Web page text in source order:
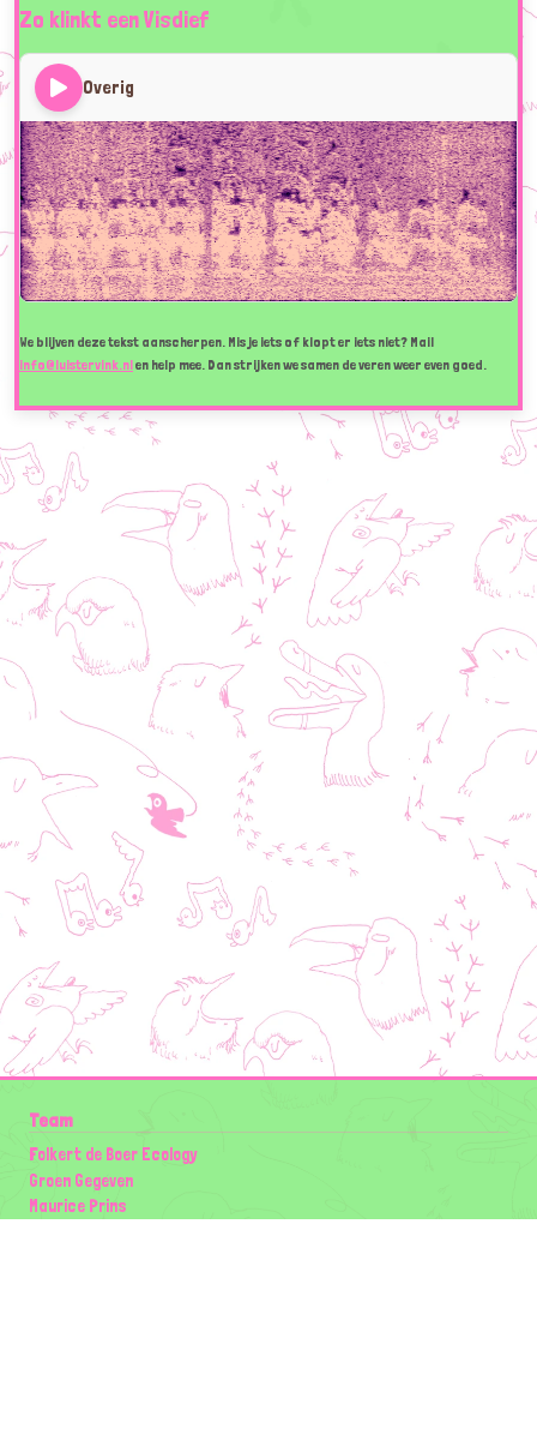
Zo klinkt een Visdief
Overig
We blijven deze tekst aanscherpen. Mis je iets of klopt er iets niet? Mail
info@luistervink.nlen help mee. Dan strijken we samen de veren weer even goed.
Team
Folkert de Boer Ecology
Groen Gegeven
Maurice Prins